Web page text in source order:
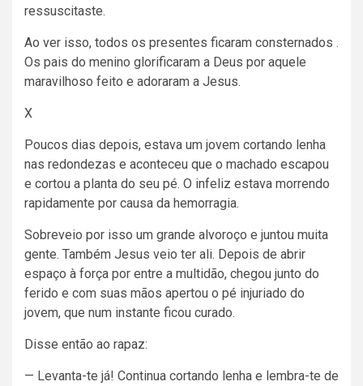
ressuscitaste.
Ao ver isso, todos os presentes ficaram consternados .
Os pais do menino glorificaram a Deus por aquele
maravilhoso feito e adoraram a Jesus.
X
Poucos dias depois, estava um jovem cortando lenha
nas redondezas e aconteceu que o machado escapou
e cortou a planta do seu pé. O infeliz estava morrendo
rapidamente por causa da hemorragia.
Sobreveio por isso um grande alvoroço e juntou muita
gente. Também Jesus veio ter ali. Depois de abrir
espaço à força por entre a multidão, chegou junto do
ferido e com suas mãos apertou o pé injuriado do
jovem, que num instante ficou curado.
Disse então ao rapaz:
— Levanta-te já! Continua cortando lenha e lembra-te de